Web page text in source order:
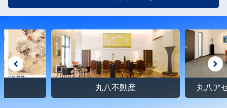
丸八不動産 丸八ア